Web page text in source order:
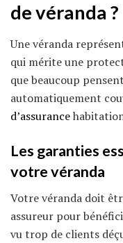
de véranda ?
Une véranda
qui mérite une
que beaucoup
automatiquement
d’assurance
Les garanties
votre véranda
Votre véranda doit
assureur pour
vu trop de clients